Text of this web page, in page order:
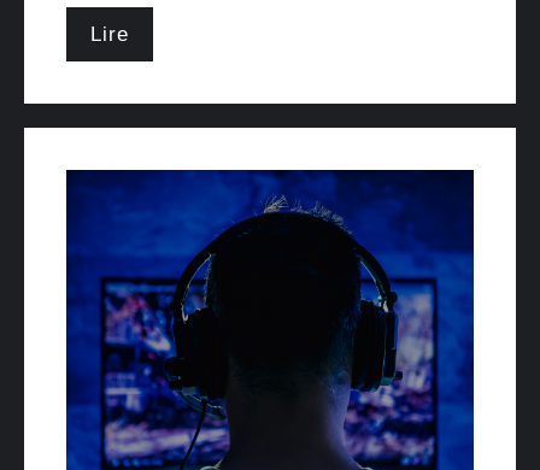
Lire